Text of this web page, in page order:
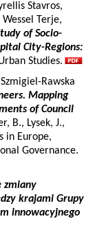
Stavros,
Terje,
of Socio-
City-Regions:
Studies.
Rawska
Mapping
of Council
B., Lysek, J.,
in Europe,
Governance.
zmiany
krajami Grupy
innowacyjnego